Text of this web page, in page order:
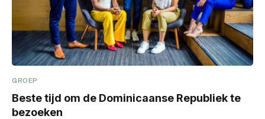
GROEP
Beste tijd om de Dominicaanse Republiek te
bezoeken